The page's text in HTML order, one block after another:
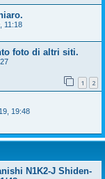
11:18
foto di altri siti.
1 2
19:48
N1K2-J Shiden-